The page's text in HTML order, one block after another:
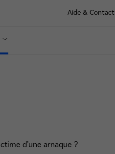
Aide & Contact
d’une arnaque ?